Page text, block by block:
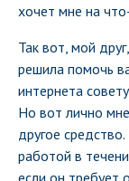
хочет мне на
Так вот, мой
решила помочь
интернета
Но вот лично
другое
работой в
если он требует